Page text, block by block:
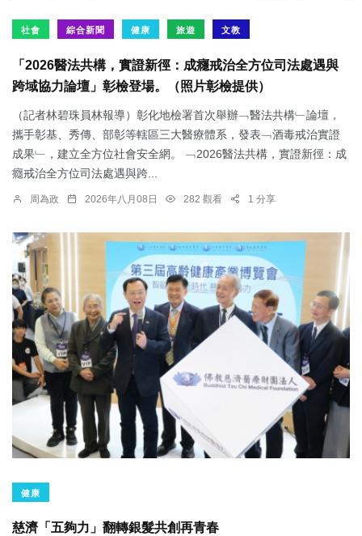
社會 綜合新聞 健康 旅遊 文教
「2026醫法共構，實證新徑：成癮戒治全方位司法處遇與
跨域協力論壇」彰檢登場。（照片彰檢提供）
（記者林碧珠員林報導）彰化地檢署首次舉辦﹁醫法共構﹂論壇，
攜手彰基、秀傳、部彰等轄區三大醫療體系，發表﹁酒毒戒治實證
成果﹂，建立全方位社會安全網。 ﹁2026醫法共構，實證新徑：成
癮戒治全方位司法處遇與跨...
周為政 2026年八月08日 282 觀看 1 分享
健康
慈濟「五夠力」翻轉銀髮共創再青春